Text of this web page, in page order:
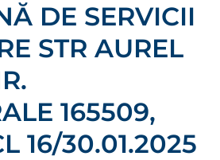
DE SERVICII
STR AUREL
165509,
16/30.01.2025